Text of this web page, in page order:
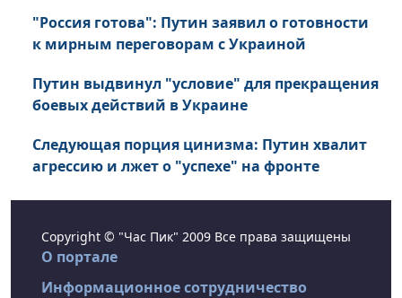
"Россия готова": Путин заявил о готовности
к мирным переговорам с Украиной
Путин выдвинул "условие" для прекращения
боевых действий в Украине
Следующая порция цинизма: Путин хвалит
агрессию и лжет о "успехе" на фронте
Copyright © "Час Пик" 2009 Все права защищены
О портале
Информационное сотрудничество